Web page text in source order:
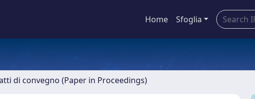
Home Sfoglia
di convegno (Paper in Proceedings)